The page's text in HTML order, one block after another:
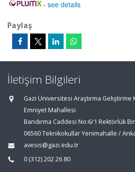
- see details
Paylaş
İletişim Bilgileri
Gazi Üniversitesi Araştırma
Emniyet Mahallesi
Bandırma Caddesi No:6/1 Rektörlük
06560 Teknikokullar Yenimahalle /
avesis@gazi.edu.tr
0 (312) 202 26 80